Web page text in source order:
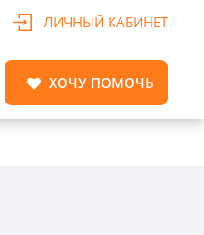
ЛИЧНЫЙ КАБИНЕТ
ХОЧУ ПОМОЧЬ